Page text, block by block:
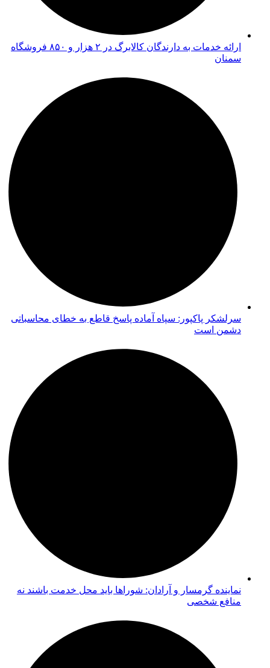
ارائه خدمات به دارندگان کالابرگ در ۲ هزار و ۸۵۰ فروشگاه
سمنان
سرلشکر پاکپور: سپاه آماده پاسخ قاطع به خطای محاسباتی
دشمن است
نماینده گرمسار و آرادان: شوراها باید محل خدمت باشند نه
منافع شخصی